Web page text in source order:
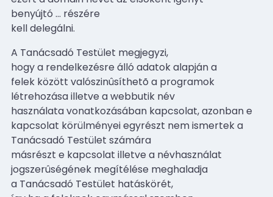
benyújtó … részére
kell delegálni.
A Tanácsadó Testület megjegyzi,
hogy a rendelkezésre álló adatok alapján a
felek között valószinûsíthetõ a programok
létrehozása illetve a webbutik név
használata vonatkozásában kapcsolat, azonban e
kapcsolat körülményei egyrészt nem ismertek a
Tanácsadó Testület számára
másrészt e kapcsolat illetve a névhasználat
jogszerûségének megítélése meghaladja
a Tanácsadó Testület hatáskörét,